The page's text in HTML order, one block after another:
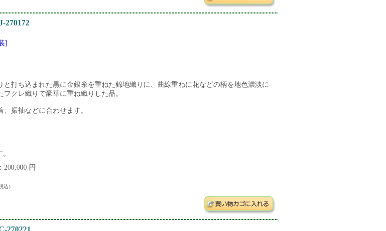
270172
]
と打ち込まれた黒に金銀糸を重ねた錦地織りに、曲線重ねに花などの柄を地色濃淡に
クレ織りで豪華に重ね織りした品。
振袖などに合わせます。
円
込）
270221